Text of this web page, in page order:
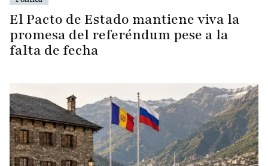
El Pacto de Estado mantiene viva la
promesa del referéndum pese a la
falta de fecha